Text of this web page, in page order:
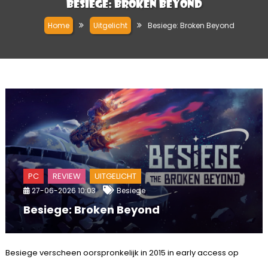
Besiege: Broken Beyond
Home Uitgelicht Besiege: Broken Beyond
PC REVIEW UITGELICHT
27-06-2026 10:03 Besiege
Besiege: Broken Beyond
Besiege verscheen oorspronkelijk in 2015 in early access op